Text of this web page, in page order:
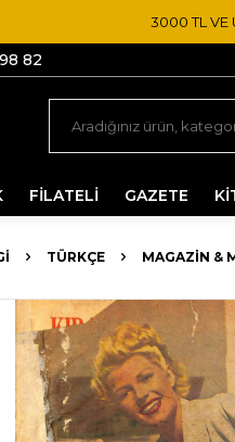
3000 TL VE
82
FİLATELİ GAZETE
TÜRKÇE MAGAZIN &